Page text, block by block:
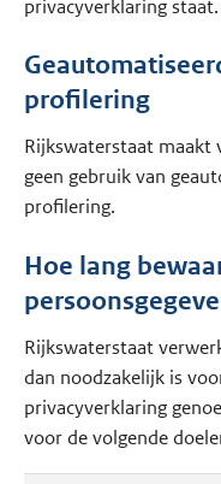
privacyverklaring staat.
profilering
Rijkswaterstaat maakt
geen gebruik van
profilering.
Hoe lang
Rijkswaterstaat
dan noodzakelijk is
privacyverklaring
voor de volgende